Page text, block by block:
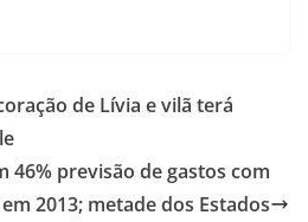
de Lívia e vilã terá
46% previsão de gastos com
2013; metade dos Estados